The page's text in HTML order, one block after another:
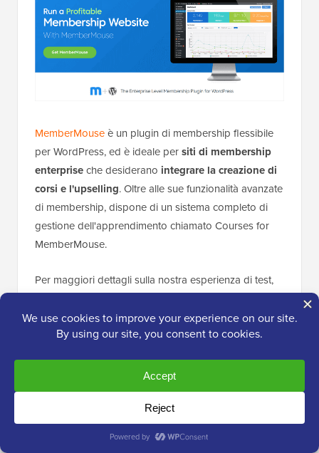
MemberMouseè un plugin di membership flessibile
per WordPress, ed è ideale persiti di membership
enterpriseche desiderano integrare la creazione di
corsi e l'upselling. Oltre alle sue funzionalità avanzate
di membership, dispone di un sistema completo di
gestione dell'apprendimento chiamato Courses for
MemberMouse.
Per maggiori dettagli sulla nostra esperienza di test,
non esitare a consultare la nostrarecensione di
MemberMouse.
facilmente corsi di eLearning, quiz e certificati che i
tuoi membri e studenti apprezzeranno.
Ci piace il processo di progettazione dei corsi basato
sulla grafica, che ti permette di utilizzare un builder